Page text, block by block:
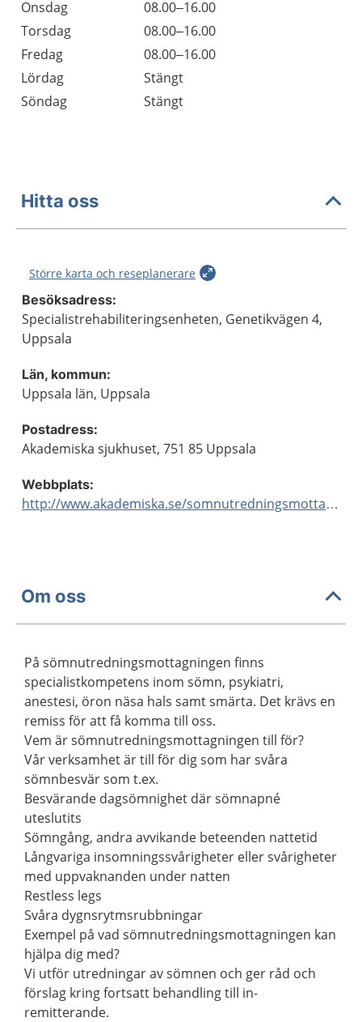
Onsdag
08.00–16.00
Torsdag
08.00–16.00
Fredag
08.00–16.00
Lördag
Stängt
Söndag
Stängt
Hitta oss
Större karta och reseplanerare
Besöksadress:
Specialistrehabiliteringsenheten, Genetikvägen 4,
Uppsala
Län, kommun:
Uppsala län, Uppsala
Postadress:
Akademiska sjukhuset, 751 85 Uppsala
Webbplats:
http://www.akademiska.se/somnutredningsmottagningen
Om oss
På sömnutredningsmottagningen finns
specialistkompetens inom sömn, psykiatri,
anestesi, öron näsa hals samt smärta. Det krävs en
remiss för att få komma till oss.
Vem är sömnutredningsmottagningen till för?
Vår verksamhet är till för dig som har svåra
sömnbesvär som t.ex.
Besvärande dagsömnighet där sömnapné
uteslutits
Sömngång, andra avvikande beteenden nattetid
Långvariga insomningssvårigheter eller svårigheter
med uppvaknanden under natten
Restless legs
Svåra dygnsrytmsrubbningar
Exempel på vad sömnutredningsmottagningen kan
hjälpa dig med?
Vi utför utredningar av sömnen och ger råd och
förslag kring fortsatt behandling till in-
remitterande.